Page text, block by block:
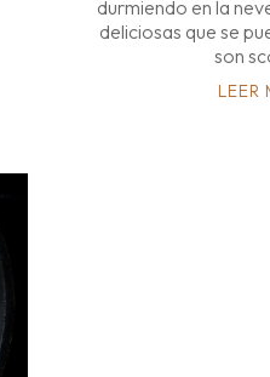
durmiendo en la
deliciosas que se
son
LEER